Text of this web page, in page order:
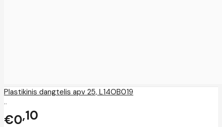
Plastikinis dangtelis apv 25, L14OB019
..
€0 10